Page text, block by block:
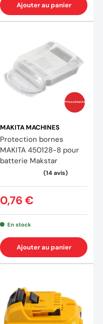
Ajouter au panier
Prix coûtants
MAKITA MACHINES
Protection bornes
MAKITA 450128-8 pour
batterie Makstar
0,76 €
En stock
Ajouter au panier